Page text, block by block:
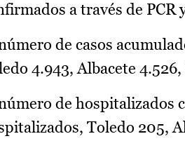
a través de PCR
de casos
4.943, Albacete 4.526,
de hospitalizados
Toledo 205,